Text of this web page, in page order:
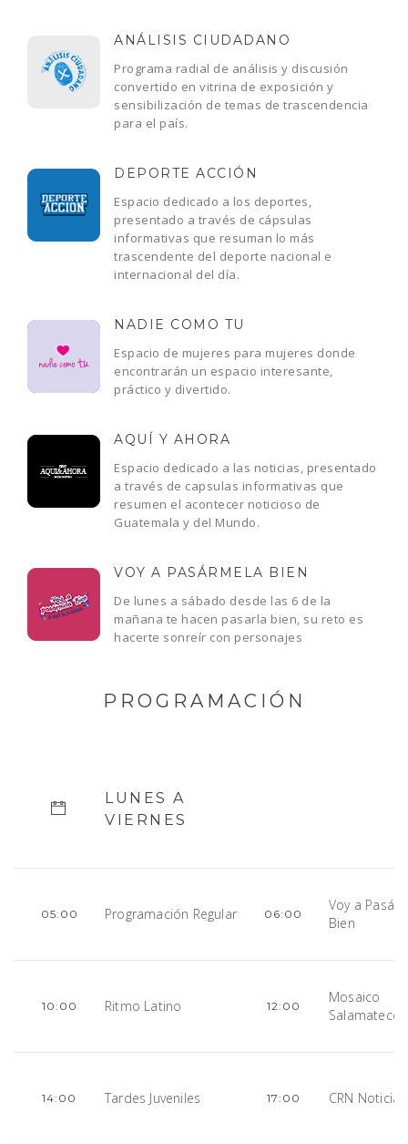
ANÁLISIS CIUDADANO
Programa radial de análisis y discusión
convertido en vitrina de exposición y
sensibilización de temas de trascendencia
para el país.
DEPORTE ACCIÓN
Espacio dedicado a los deportes,
presentado a través de cápsulas
informativas que resuman lo más
trascendente del deporte nacional e
internacional del día.
NADIE COMO TU
Espacio de mujeres para mujeres donde
encontrarán un espacio interesante,
práctico y divertido.
AQUÍ Y AHORA
Espacio dedicado a las noticias, presentado
a través de capsulas informativas que
resumen el acontecer noticioso de
Guatemala y del Mundo.
VOY A PASÁRMELA BIEN
De lunes a sábado desde las 6 de la
mañana te hacen pasarla bien, su reto es
hacerte sonreír con personajes
PROGRAMACIÓN
LUNES A
VIERNES
05:00 Programación Regular 06:00
Voy a
Bien
10:00 Ritmo Latino 12:00
Mosaico
Salamateco
14:00 Tardes Juveniles 17:00 CRN